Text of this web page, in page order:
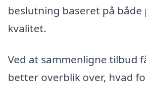
beslutning baseret på både
kvalitet.
Ved at sammenligne tilbud
better overblik over, hvad